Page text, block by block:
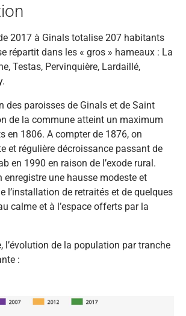
2017 à Ginals totalise 207 habitants
répartit dans les « gros » hameaux : La
Testas, Pervinquière, Lardaillé,
des paroisses de Ginals et de Saint
de la commune atteint un maximum
en 1806. A compter de 1876, on
et régulière décroissance passant de
en 1990 en raison de l’exode rural.
enregistre une hausse modeste et
l’installation de retraités et de quelques
calme et à l’espace offerts par la
l’évolution de la population par tranche
: